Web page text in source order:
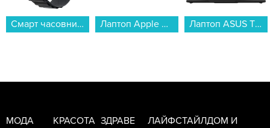
Смарт часовник Apple Watch Ultra 3 49mm Black/Black Alpine Loop L mf0x4 , 1.98... Лаптоп Apple MacBook Neo 13" 512GB Blush mhfj4 , 13.00 , 512 , 8 , Apple A18 Pro 5 Core GPU , Apple A18 Pro 6 Core , Mac OS... Лаптоп ASUS TUF GAMING A16 FA608UH-RV013 , 1000GB SSD , 16 , 16.00 , AMD Ryzen 7 260 OCTA CORE , NVIDIA GeForce RTX 5050 8GB GDDR7 , Без OS...
МОДА КРАСОТА ЗДРАВЕ ЛАЙФСТАЙЛДОМ И